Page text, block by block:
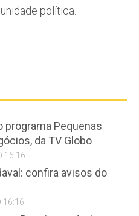
política.
programa Pequenas
da TV Globo
16:16
confira avisos do
16:16